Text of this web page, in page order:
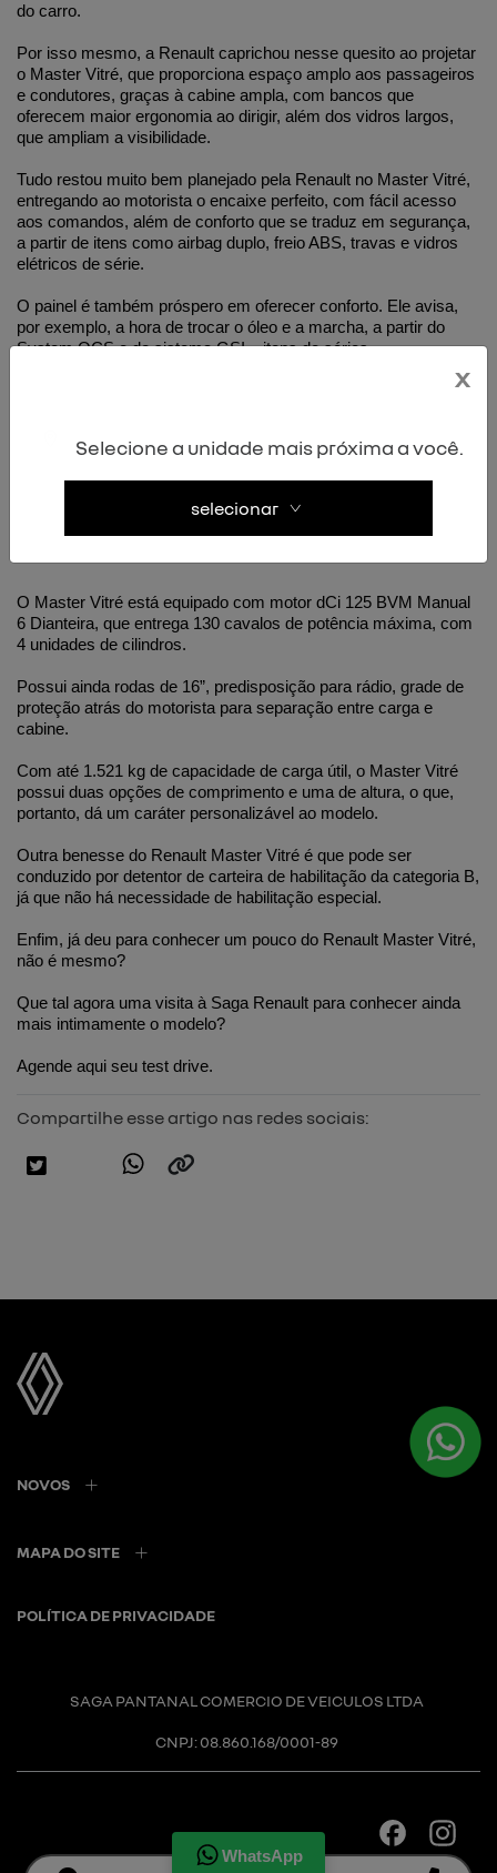
WhatsApp
do carro.
Por isso mesmo, a Renault caprichou nesse quesito ao projetar
o Master Vitré, que proporciona espaço amplo aos passageiros
e condutores, graças à cabine ampla, com bancos que
oferecem maior ergonomia ao dirigir, além dos vidros largos,
que ampliam a visibilidade.
Tudo restou muito bem planejado pela Renault no Master Vitré,
entregando ao motorista o encaixe perfeito, com fácil acesso
aos comandos, além de conforto que se traduz em segurança,
a partir de itens como airbag duplo, freio ABS, travas e vidros
elétricos de série.
O painel é também próspero em oferecer conforto. Ele avisa,
por exemplo, a hora de trocar o óleo e a marcha, a partir do
System OCS e do sistema GSI – itens de séries.
O Master Vitré está equipado com motor dCi 125 BVM Manual
6 Dianteira, que entrega 130 cavalos de potência máxima, com
4 unidades de cilindros.
Possui ainda rodas de 16”, predisposição para rádio, grade de
proteção atrás do motorista para separação entre carga e
cabine.
Com até 1.521 kg de capacidade de carga útil, o Master Vitré
possui duas opções de comprimento e uma de altura, o que,
portanto, dá um caráter personalizável ao modelo.
Outra benesse do Renault Master Vitré é que pode ser
conduzido por detentor de carteira de habilitação da categoria B,
já que não há necessidade de habilitação especial.
Enfim, já deu para conhecer um pouco do Renault Master Vitré,
não é mesmo?
Que tal agora uma visita à Saga Renault para conhecer ainda
mais intimamente o modelo?
Agende aqui seu test drive.
Compartilhe esse artigo nas redes sociais:
NOVOS
MAPA DO SITE
POLÍTICA DE PRIVACIDADE
SAGA PANTANAL COMERCIO DE VEICULOS LTDA
CNPJ: 08.860.168/0001-89
x
Selecione a unidade mais próxima a você.
selecionar